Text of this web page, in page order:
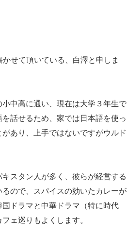
せて頂いている、白澤と申しま
中高に通い、現在は大学３年生で
話せるため、家では日本語を使っ
あり、上手ではないですがウルド
スタン人が多く、彼らが経営する
ので、スパイスの効いたカレーが
ドラマと中華ドラマ（特に時代
ェ巡りもよくします。